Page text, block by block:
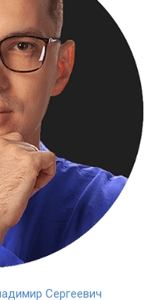
Сергеевич